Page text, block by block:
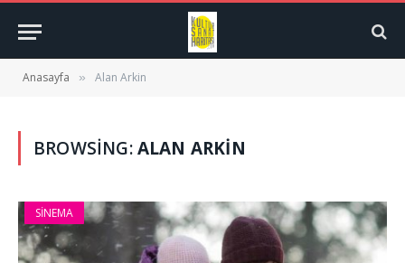
Anasayfa » Alan Arkin
BROWSING:ALAN ARKIN
SINEMA